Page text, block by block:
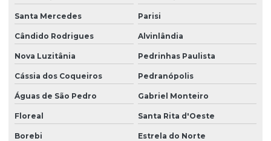
Santa Mercedes Parisi
Cândido Rodrigues Alvinlândia
Nova Luzitânia Pedrinhas Paulista
Cássia dos Coqueiros Pedranópolis
Águas de São Pedro Gabriel Monteiro
Floreal Santa Rita d'Oeste
Borebi Estrela do Norte